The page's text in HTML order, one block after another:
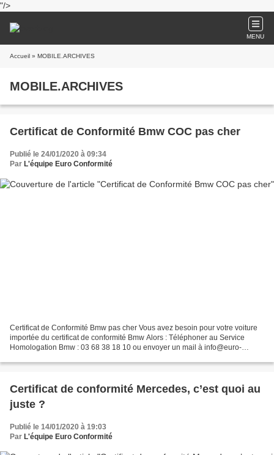
"/>
MENU
Accueil » MOBILE.ARCHIVES
MOBILE.ARCHIVES
Certificat de Conformité Bmw COC pas cher
Publié le 24/01/2020 à 09:34
Par L'équipe Euro Conformité
Certificat de Conformité Bmw pas cher Vous avez besoin pour votre voiture
importée du certificat de conformité Bmw Alors : Téléphoner au Service
Homologation Bmw : 03 68 38 18 10 ou envoyer un mail à info@euro-
Certificat de conformité Mercedes, c’est quoi au
juste ?
Publié le 14/01/2020 à 19:03
Par L'équipe Euro Conformité